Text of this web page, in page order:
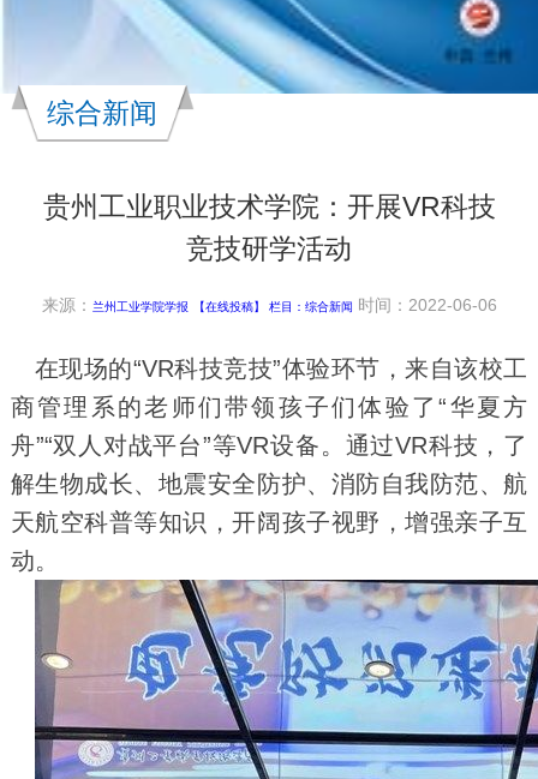
综合新闻
贵州工业职业技术学院：开展VR科技
竞技研学活动
来源： 兰州工业学院学报 【在线投稿】 栏目： 综合新闻 时间：2022-06-06
在现场的“VR科技竞技”体验环节，来自该校工
商管理系的老师们带领孩子们体验了“华夏方
舟”“双人对战平台”等VR设备。通过VR科技，了
解生物成长、地震安全防护、消防自我防范、航
天航空科普等知识，开阔孩子视野，增强亲子互
动。